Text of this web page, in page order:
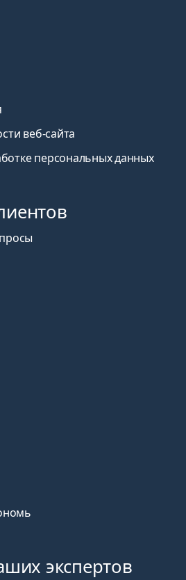
веб-сайта
персональных данных
экспертов